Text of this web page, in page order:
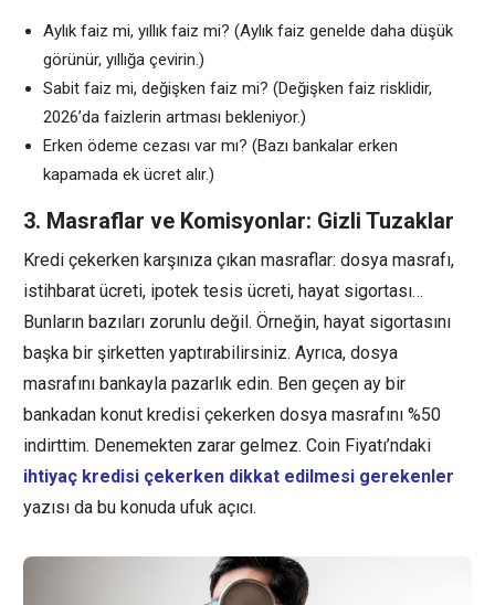
Aylık faiz mi, yıllık faiz mi? (Aylık faiz genelde daha düşük
görünür, yıllığa çevirin.)
Sabit faiz mi, değişken faiz mi? (Değişken faiz risklidir,
2026’da faizlerin artması bekleniyor.)
Erken ödeme cezası var mı? (Bazı bankalar erken
kapamada ek ücret alır.)
3. Masraflar ve Komisyonlar: Gizli Tuzaklar
Kredi çekerken karşınıza çıkan masraflar: dosya masrafı,
istihbarat ücreti, ipotek tesis ücreti, hayat sigortası…
Bunların bazıları zorunlu değil. Örneğin, hayat sigortasını
başka bir şirketten yaptırabilirsiniz. Ayrıca, dosya
masrafını bankayla pazarlık edin. Ben geçen ay bir
bankadan konut kredisi çekerken dosya masrafını %50
indirttim. Denemekten zarar gelmez. Coin Fiyatı’ndaki
ihtiyaç kredisi çekerken dikkat edilmesi gerekenler
yazısı da bu konuda ufuk açıcı.